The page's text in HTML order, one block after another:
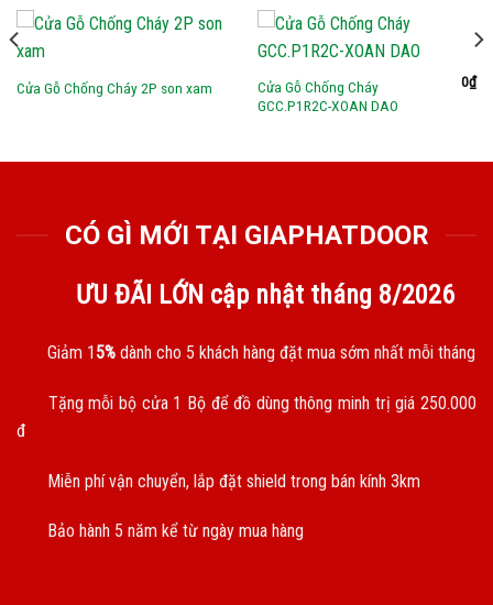
Cửa Gỗ Chống Cháy 2P son xam
Cửa Gỗ Chống Cháy
GCC.P1R2C-XOAN DAO
0₫
CÓ GÌ MỚI TẠI GIAPHATDOOR
ƯU ĐÃI LỚN cập nhật tháng 8/2026
Giảm 15% dành cho 5 khách hàng đặt mua sớm nhất mỗi tháng
Tặng mỗi bộ cửa 1 Bộ để đồ dùng thông minh trị giá 250.000
đ
Miễn phí vận chuyển, lắp đặt shield trong bán kính 3km
Bảo hành 5 năm kể từ ngày mua hàng